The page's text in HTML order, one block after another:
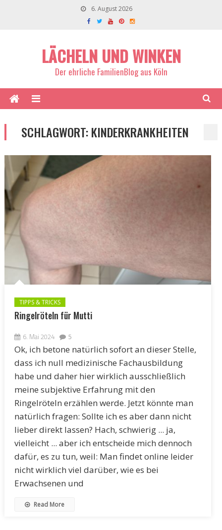
6. August 2026
LÄCHELN UND WINKEN
Der ehrliche FamilienBlog aus Köln
SCHLAGWORT:KINDERKRANKHEITEN
TIPPS & TRICKS
Ringelröteln für Mutti
6. Mai 2024 5
Ok, ich betone natürlich sofort an dieser Stelle,
dass ich null medizinische Fachausbildung
habe und daher hier wirklich ausschließlich
meine subjektive Erfahrung mit den
Ringelröteln erzählen werde. Jetzt könnte man
natürlich fragen: Sollte ich es aber dann nicht
lieber direkt lassen? Hach, schwierig ... ja,
vielleicht ... aber ich entscheide mich dennoch
dafür, es zu tun, weil: Man findet online leider
nicht wirklich viel darüber, wie es bei
Erwachsenen und
Read More